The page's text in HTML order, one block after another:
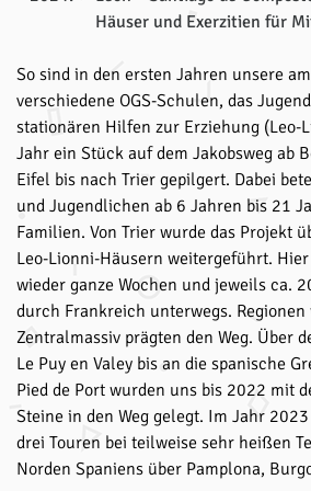
Häuser und Exerzitien für
So sind in den ersten Jahren unsere
verschiedene OGS-Schulen, das
stationären Hilfen zur Erziehung (Leo-
Jahr ein Stück auf dem Jakobsweg ab
Eifel bis nach Trier gepilgert. Dabei
und Jugendlichen ab 6 Jahren bis 21
Familien. Von Trier wurde das Projekt
Leo-Lionni-Häusern weitergeführt.
wieder ganze Wochen und jeweils ca.
durch Frankreich unterwegs.
Zentralmassiv prägten den Weg. Über
Le Puy en Valey bis an die spanische
Pied de Port wurden uns bis 2022 mit
Steine in den Weg gelegt. Im Jahr
drei Touren bei teilweise sehr heißen
Norden Spaniens über Pamplona,